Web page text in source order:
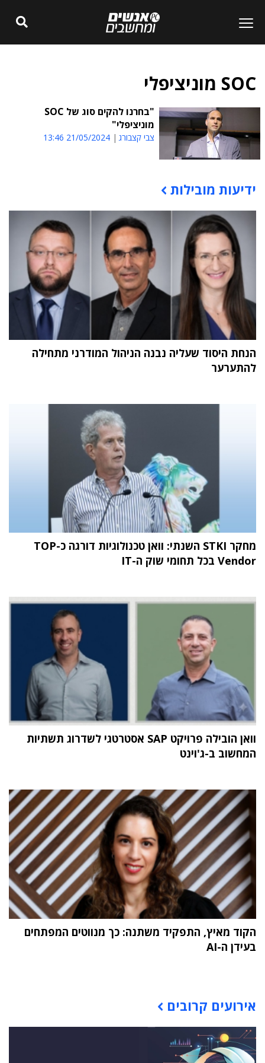
SOC מוניציפלי
"בחרנו להקים סוג של SOC
מוניציפלי"
צבי קצבורג 21/05/2024 13:46
תוכן פרסומי
ידיעות מובילות
הנחת היסוד שעליה נבנה הניהול המודרני מתחילה
להתערער
מחקר STKI השנתי: וואן טכנולוגיות דורגה כ-TOP
Vendor בכל תחומי שוק ה-IT
וואן הובילה פרויקט SAP אסטרטגי לשדרוג תשתיות
המחשוב ב-ג'וינט
הקוד מאיץ, התפקיד משתנה: כך מנווטים המפתחים
בעידן ה-AI
אירועים קרובים